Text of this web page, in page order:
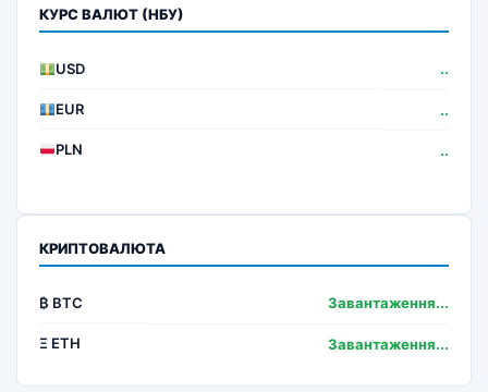
КУРС ВАЛЮТ (НБУ)
USD ..
EUR ..
PLN ..
КРИПТОВАЛЮТА
₿ BTC Завантаження...
Ξ ETH Завантаження...